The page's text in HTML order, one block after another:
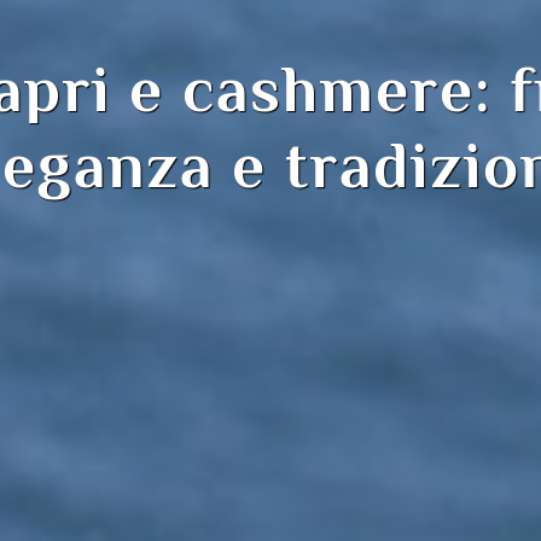
e cashmere:
e
e cashmere:
e